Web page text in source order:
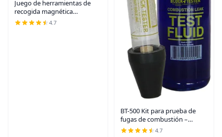
Juego de herramientas de
recogida magnética
telescópica, telescopio de
espejo de inspección, linterna
4.7
BT-500 Kit para prueba de
fugas de combustión –
fabricado en EE. UU.
4.7